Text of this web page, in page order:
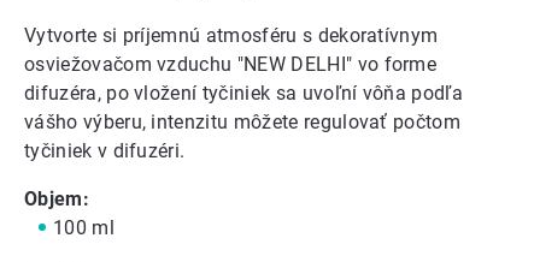
Vytvorte si príjemnú atmosféru s dekoratívnym
osviežovačom vzduchu "NEW DELHI" vo forme
difuzéra, po vložení tyčiniek sa uvoľní vôňa podľa
vášho výberu, intenzitu môžete regulovať počtom
tyčiniek v difuzéri.
Objem:
100 ml